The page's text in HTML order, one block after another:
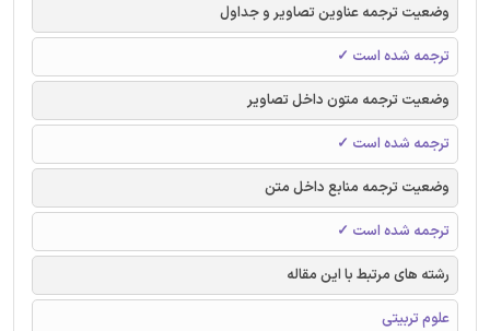
وضعیت ترجمه عناوین تصاویر و جداول
ترجمه شده است ✓
وضعیت ترجمه متون داخل تصاویر
ترجمه شده است ✓
وضعیت ترجمه منابع داخل متن
ترجمه شده است ✓
رشته های مرتبط با این مقاله
علوم تربیتی